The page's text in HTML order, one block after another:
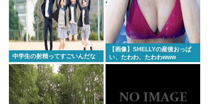
中学生の射精ってすごいんだな
【画像】SHELLYの産後おっぱ
い、たわわ、たわわwww